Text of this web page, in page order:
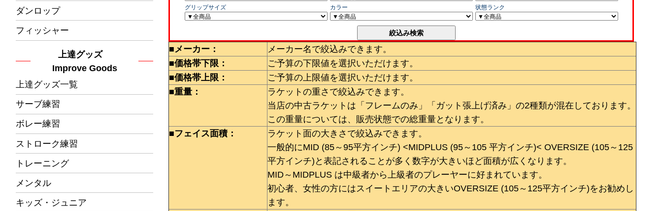
ダンロップ
フィッシャー
上達グッズ
Improve Goods
上達グッズ一覧
サーブ練習
ボレー練習
ストローク練習
トレーニング
メンタル
キッズ・ジュニア
■メーカー：
メーカー名で絞込みできます。
■価格帯下限：
ご予算の下限値を選択いただけます。
■価格帯上限：
ご予算の上限値を選択いただけます。
■重量：
ラケットの重さで絞込みできます。
当店の中古ラケットは「フレームのみ」「ガット張上げ済み」の2種類が混在しております。
この重量については、販売状態での総重量となります。
■フェイス面積：
ラケット面の大きさで絞込みできます。
一般的にMID (85～95平方インチ) <MIDPLUS (95～105 平方インチ)< OVERSIZE (105～125
平方インチ)と表記されることが多く数字が大きいほど面積が広くなります。
MID～MIDPLUS は中級者から上級者のプレーヤーに好まれています。
初心者、女性の方にはスイートエリアの大きいOVERSIZE (105～125平方インチ)をお勧めし
ます。